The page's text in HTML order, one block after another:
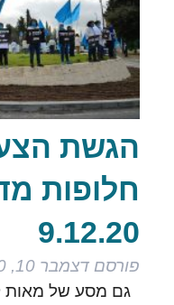
הגשת
חלופות
9.12.20
פורסם דצמבר 10, 2020
גם מסע של מאות